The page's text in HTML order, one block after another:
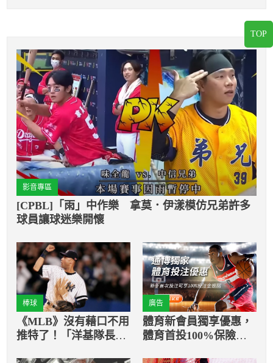
影音專區
[CPBL]「雨」中作樂 拿莫．伊漾模仿兄弟許多
球員讓球迷樂開懷
棒球
《MLB》沒有藉口不用
推特了！「洋基隊長」
廣告
體育新會員獨享優惠，
體育首投100%保險返
TOP